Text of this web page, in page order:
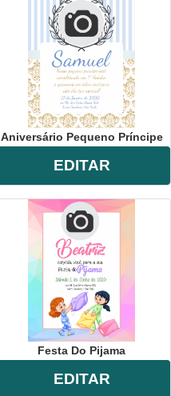
Aniversário Pequeno Príncipe
EDITAR
Festa Do Pijama
EDITAR